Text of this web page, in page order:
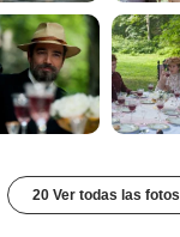
20 Ver todas las fotos